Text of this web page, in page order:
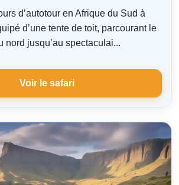
d’autotour en Afrique du Sud à
d’une tente de toit, parcourant le
nord jusqu’au spectaculai...
Voir le safari